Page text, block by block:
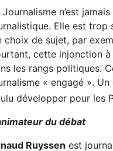
Journalisme n’est
Elle est trop
choix de sujet, par
cette injonction
les rangs politiques.
« engagé ».
développer pour les
du débat
Ruyssen est